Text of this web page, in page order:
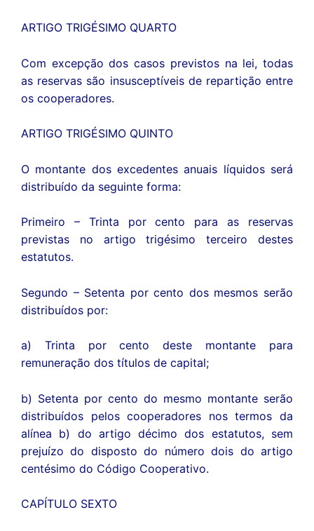
ARTIGO TRIGÉSIMO QUARTO
Com excepção dos casos previstos na lei, todas
as reservas são insusceptíveis de repartição entre
os cooperadores.
ARTIGO TRIGÉSIMO QUINTO
O montante dos excedentes anuais líquidos será
distribuído da seguinte forma:
Primeiro – Trinta por cento para as reservas
previstas no artigo trigésimo terceiro destes
estatutos.
Segundo – Setenta por cento dos mesmos serão
distribuídos por:
a) Trinta por cento deste montante para
remuneração dos títulos de capital;
b) Setenta por cento do mesmo montante serão
distribuídos pelos cooperadores nos termos da
alínea b) do artigo décimo dos estatutos, sem
prejuízo do disposto do número dois do artigo
centésimo do Código Cooperativo.
CAPÍTULO SEXTO